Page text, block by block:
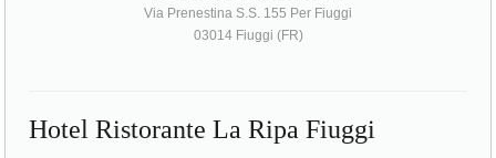
Via Prenestina S.S. 155 Per Fiuggi
03014 Fiuggi (FR)
Hotel Ristorante La Ripa Fiuggi